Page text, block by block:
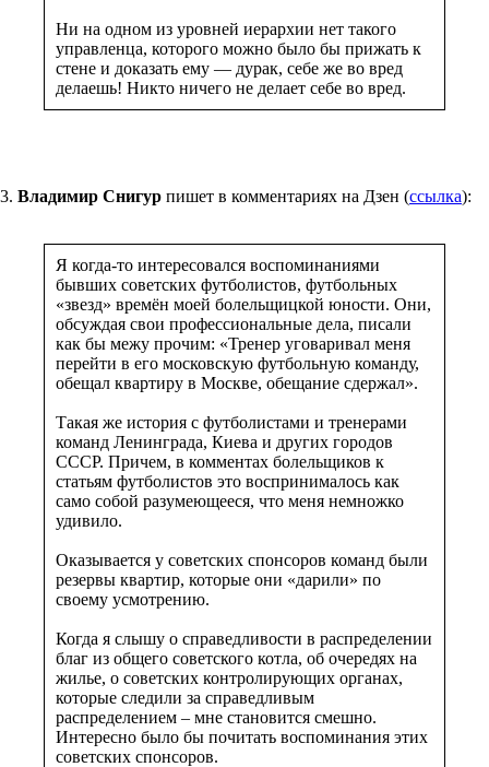
Ни на одном из уровней иерархии нет такого
управленца, которого можно было бы прижать к
стене и доказать ему — дурак, себе же во вред
делаешь! Никто ничего не делает себе во вред.
3. Владимир Снигур пишет в комментариях на Дзен (ссылка):
Я когда-то интересовался воспоминаниями
бывших советских футболистов, футбольных
«звезд» времён моей болельщицкой юности. Они,
обсуждая свои профессиональные дела, писали
как бы межу прочим: «Тренер уговаривал меня
перейти в его московскую футбольную команду,
обещал квартиру в Москве, обещание сдержал».
Такая же история с футболистами и тренерами
команд Ленинграда, Киева и других городов
СССР. Причем, в комментах болельщиков к
статьям футболистов это воспринималось как
само собой разумеющееся, что меня немножко
удивило.
Оказывается у советских спонсоров команд были
резервы квартир, которые они «дарили» по
своему усмотрению.
Когда я слышу о справедливости в распределении
благ из общего советского котла, об очередях на
жилье, о советских контролирующих органах,
которые следили за справедливым
распределением – мне становится смешно.
Интересно было бы почитать воспоминания этих
советских спонсоров.